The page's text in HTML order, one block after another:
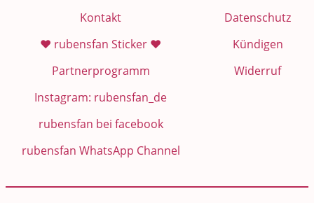
Kontakt
❤️ rubensfan Sticker ❤️
Partnerprogramm
Instagram: rubensfan_de
rubensfan bei facebook
rubensfan WhatsApp Channel
Datenschutz
Kündigen
Widerruf